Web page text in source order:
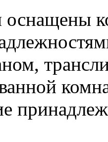
оснащены